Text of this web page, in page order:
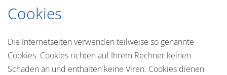
Cookies
Die Internetseiten verwenden teilweise so genannte
Cookies. Cookies richten auf Ihrem Rechner keinen
Schaden an und enthalten keine Viren. Cookies dienen